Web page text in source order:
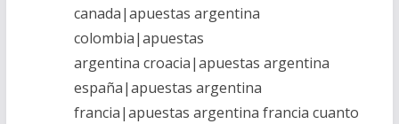
canada|apuestas argentina
colombia|apuestas
argentina croacia|apuestas argentina
españa|apuestas argentina
francia|apuestas argentina francia cuanto